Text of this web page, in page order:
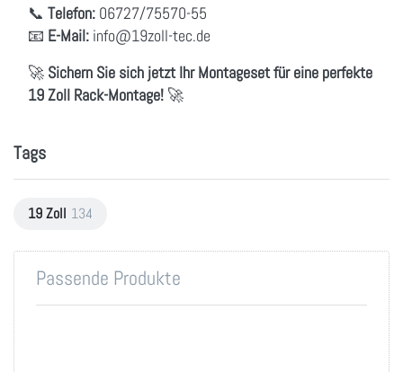
📞 Telefon: 06727/75570-55
📧 E-Mail: info@19zoll-tec.de
🚀 Sichern Sie sich jetzt Ihr Montageset für eine perfekte
19 Zoll Rack-Montage! 🚀
Tags
19 Zoll 134
Passende Produkte